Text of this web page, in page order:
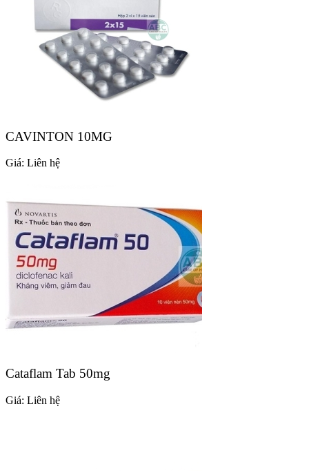
CAVINTON 10MG
Giá: Liên hệ
Cataflam Tab 50mg
Giá: Liên hệ